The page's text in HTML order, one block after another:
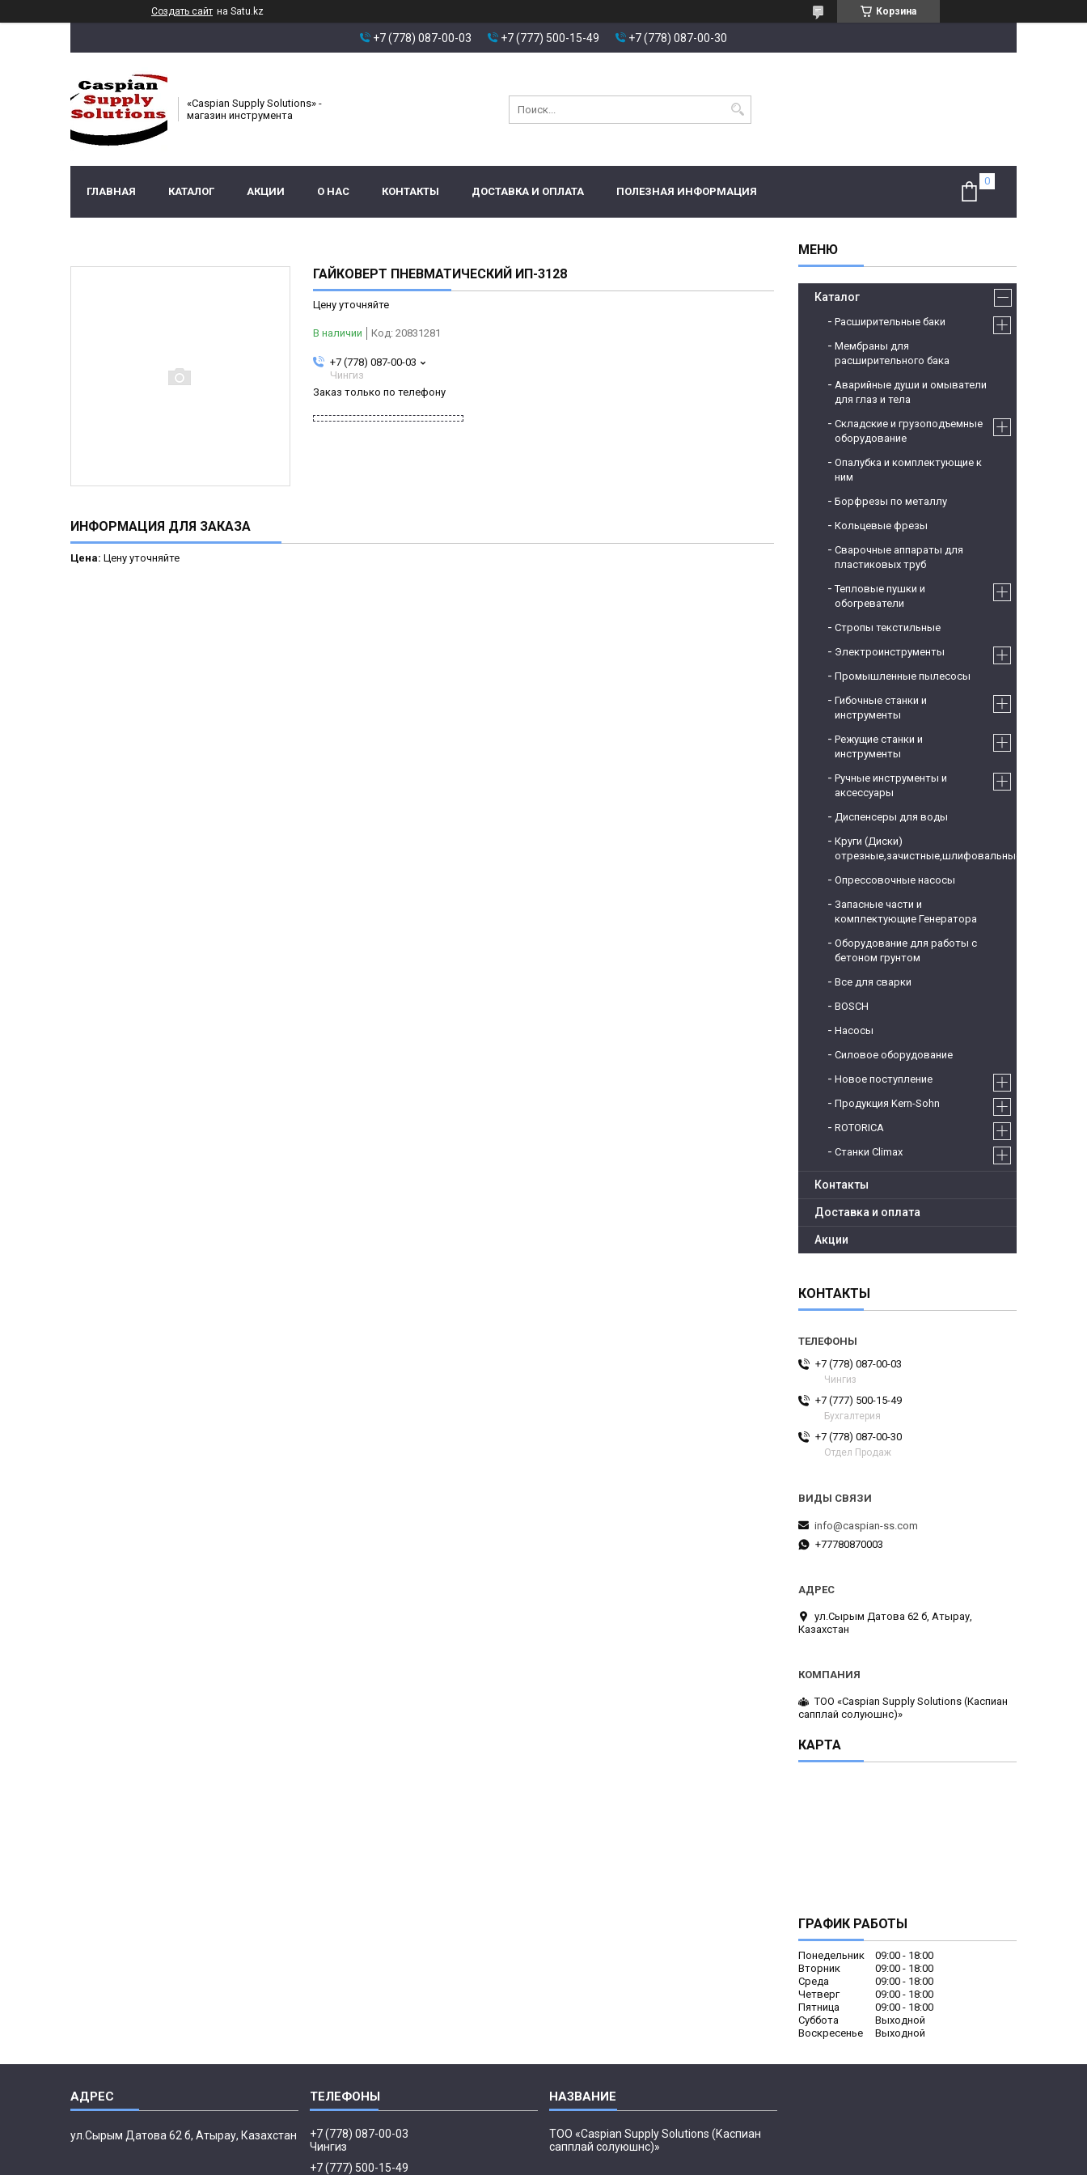
Создать сайт на Satu.kz Корзина
+7 (778) 087-00-03 +7 (777) 500-15-49 +7 (778) 087-00-30
«Caspian Supply Solutions» -
магазин инструмента
ГЛАВНАЯ КАТАЛОГ АКЦИИ О НАС КОНТАКТЫ ДОСТАВКА И ОПЛАТА ПОЛЕЗНАЯ ИНФОРМАЦИЯ
ГАЙКОВЕРТ ПНЕВМАТИЧЕСКИЙ ИП-3128
Цену уточняйте
В наличии Код: 20831281
+7 (778) 087-00-03
Чингиз
Заказ только по телефону
ИНФОРМАЦИЯ ДЛЯ ЗАКАЗА
Цена: Цену уточняйте
Каталог
Расширительные баки
Мембраны для
расширительного бака
Аварийные души и омыватели
для глаз и тела
Складские и грузоподъемные
оборудование
Опалубка и комплектующие к
ним
Борфрезы по металлу
Кольцевые фрезы
Сварочные аппараты для
пластиковых труб
Тепловые пушки и
обогреватели
Стропы текстильные
Электроинструменты
Промышленные пылесосы
Гибочные станки и
инструменты
Режущие станки и
инструменты
Ручные инструменты и
аксессуары
Диспенсеры для воды
Круги (Диски)
отрезные,зачистные,шлифовальные
Опрессовочные насосы
Запасные части и
комплектующие Генератора
Оборудование для работы с
бетоном грунтом
Все для сварки
BOSCH
Насосы
Силовое оборудование
Новое поступление
Продукция Kern-Sohn
ROTORICA
Станки Climax
Контакты
Доставка и оплата
Акции
КОНТАКТЫ
+7 (778) 087-00-03
Чингиз
+7 (777) 500-15-49
Бухгалтерия
+7 (778) 087-00-30
Отдел Продаж
info@caspian-ss.com
+77780870003
ул.Сырым Датова 62 б, Атырау,
Казахстан
ТОО «Caspian Supply Solutions (Каспиан
сапплай солуюшнс)»
КАРТА
ГРАФИК РАБОТЫ
Понедельник 09:00
18:00
Вторник
09:00
18:00
Среда
09:00
18:00
Четверг
09:00
18:00
Пятница
09:00
18:00
Суббота
Выходной
Воскресенье
Выходной
ул.Сырым Датова 62 б, Атырау, Казахстан
+7 (778) 087-00-03
Чингиз
+7 (777) 500-15-49
ТОО «Caspian Supply Solutions (Каспиан
сапплай солуюшнс)»